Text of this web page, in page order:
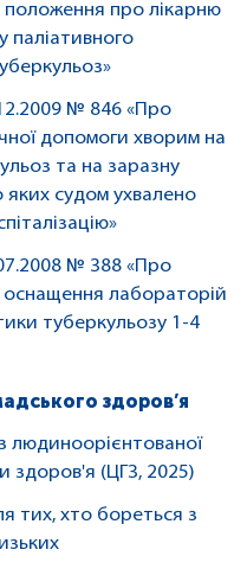
про лікарню
паліативного
№ 846 «Про
допомоги хворим на
та на заразну
судом ухвалено
№ 388 «Про
лабораторій
туберкульозу 1-4
здоров’я
людиноорієнтованої
здоров'я (ЦГЗ, 2025)
тих, хто бореться з